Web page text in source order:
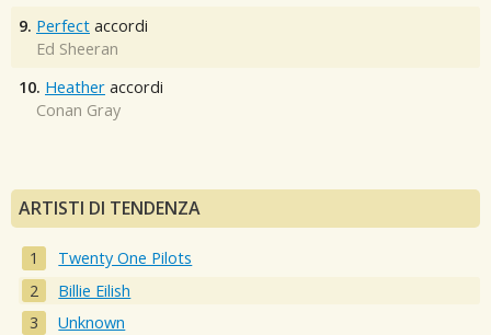
9. Perfect accordi
Ed Sheeran
10. Heather accordi
Conan Gray
ARTISTI DI TENDENZA
Twenty One Pilots
Billie Eilish
Unknown